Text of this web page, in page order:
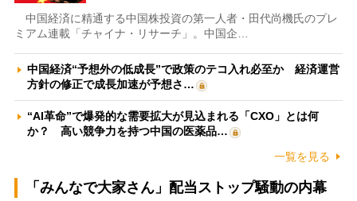
中国経済に精通する中国株投資の第一人者・田代尚機氏のプレ
ミアム連載「チャイナ・リサーチ」。中国企…
中国経済“予想外の低成長”で政策のテコ入れ必至か 経済運営
方針の修正で成長加速が予想さ…
“AI革命”で爆発的な需要拡大が見込まれる「CXO」とは何
か？ 高い競争力を持つ中国の医薬品…
一覧を見る
「みんなで大家さん」配当ストップ騒動の内幕